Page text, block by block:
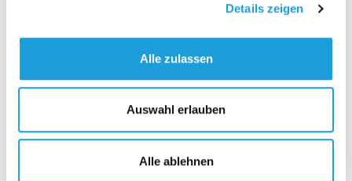
Details zeigen
Alle zulassen
Auswahl erlauben
Alle ablehnen
Datenschutzerklärung